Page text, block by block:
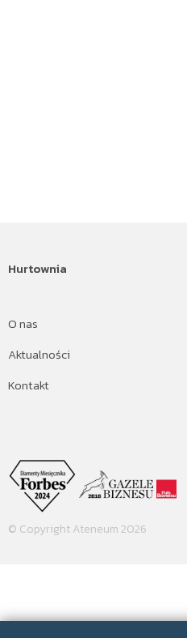
Hurtownia
O nas
Aktualności
Kontakt
© Copyright Ateneum 2026